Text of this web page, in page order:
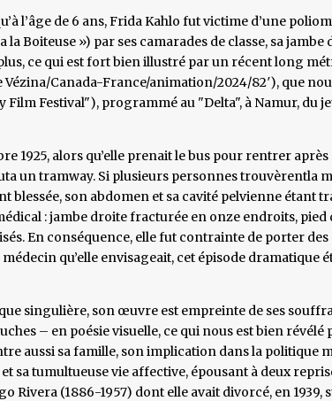
l’âge de 6 ans, Frida Kahlo fut victime d’une
la Boiteuse ») par ses camarades de classe, sa jambe
ce qui est fort bien illustré par un récent long
Vézina/Canada-France/animation/2024/82′), que
Festival"), programmé au "Delta", à Namur, du
1925, alors qu’elle prenait le bus pour rentrer
un tramway. Si plusieurs personnes trouvèrentla
blessée, son abdomen et sa cavité pelvienne étant
: jambe droite fracturée en onze endroits, pied
En conséquence, elle fut contrainte de porter
qu’elle envisageait, cet épisode dramatique
singulière, son œuvre est empreinte de ses
– en poésie visuelle, ce qui nous est bien
aussi sa famille, son implication dans la politique
sa tumultueuse vie affective, épousant à deux
Rivera (1886-1957) dont elle avait divorcé, en